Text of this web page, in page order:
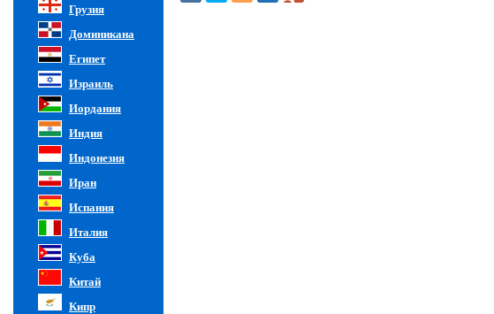
Грузия
Доминикана
Египет
Израиль
Иордания
Индия
Индонезия
Иран
Испания
Италия
Куба
Китай
Кипр